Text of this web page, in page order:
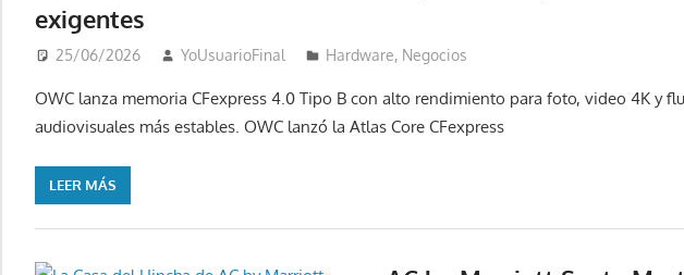
exigentes
25/06/2026 YoUsuarioFinal Hardware, Negocios
OWC lanza memoria CFexpress 4.0 Tipo B con alto rendimiento para foto, video 4K y
audiovisuales más estables. OWC lanzó la Atlas Core CFexpress
LEER MÁS